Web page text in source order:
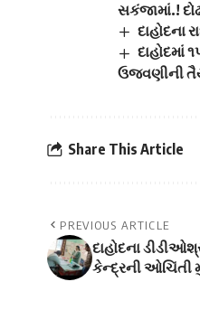
સકંજામાં.!
દાહોદના
દાહોદમાં
ઉજવણીની
Share This Article
PREVIOUS ARTICLE
દાહોદના
કેન્દ્રની ઓચિંતી